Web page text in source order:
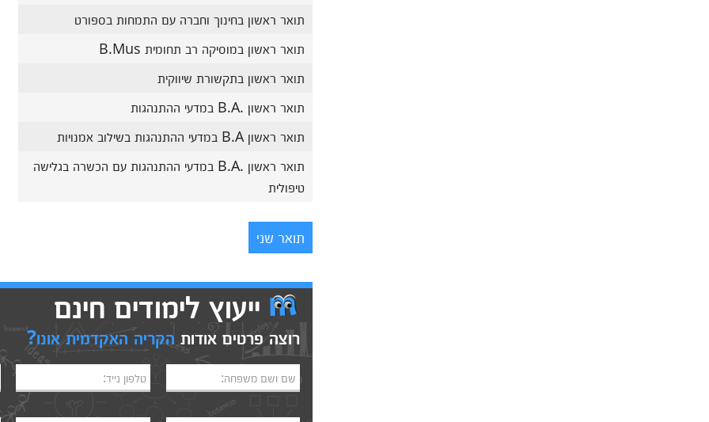
תואר ראשון בחינוך וחברה עם התמחות בספורט
תואר ראשון במוסיקה רב תחומית B.Mus
תואר ראשון בתקשורת שיווקית
תואר ראשון .B.A במדעי ההתנהגות
תואר ראשון B.A במדעי ההתנהגות בשילוב אמנויות
תואר ראשון .B.A במדעי ההתנהגות עם הכשרה בגלישה
טיפולית
תואר שני
ייעוץ לימודים חינם
רוצה פרטים אודות הקריה האקדמית אונו?
שם ושם משפחה: טלפון נייד: